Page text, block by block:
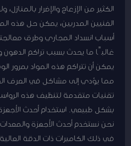
الكثير من الإزعاج والإضرار
الفنيين المدربين، يمكن حل هذه
أسباب انسداد المجاري وطرق
غالبًا ما يحدث بسبب تراكم الدهون
يمكن أن تتراكم هذه المواد بمرور
مما يؤدي إلى مشاكل في الصرف
تقنيات متقدمة لتنظيف هذه
بشكل طبيعي. استخدام أحدث
نحن نستخدم أحدث الأجهزة
في ذلك الكاميرات ذات الدقة